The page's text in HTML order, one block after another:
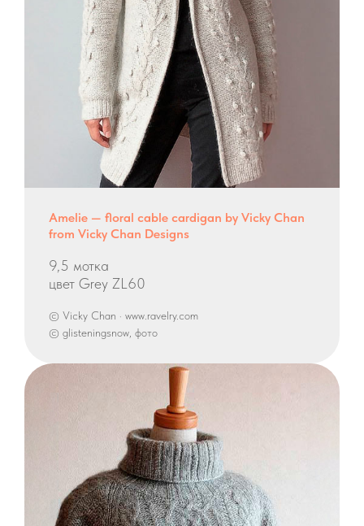
Amelie — floral cable cardigan by Vicky Chan
from Vicky Chan Designs
9,5 мотка
цвет Grey ZL60
© Vicky Chan · www.ravelry.com
© glisteningsnow, фото